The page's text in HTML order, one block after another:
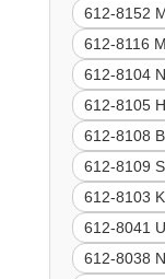
612-8152
612-8116
612-8104
612-8105
612-8108
612-8109
612-8103
612-8041
612-8038